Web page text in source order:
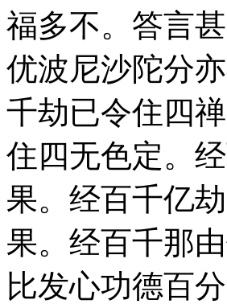
福多不。答言
优波尼沙陀分
千劫已令住四
住四无色定。
果。经百千亿
果。经百千那
比发心功德百